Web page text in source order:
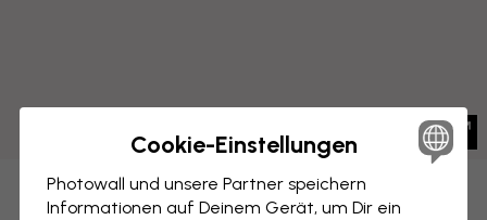
LEINWANDBILD Speichern
Cookie-Einstellungen
Photowall und unsere Partner speichern
Informationen auf Deinem Gerät, um Dir ein